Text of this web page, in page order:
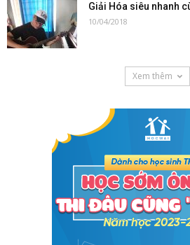
Giải Hóa siêu nhanh
10/04/2018
Xem thêm